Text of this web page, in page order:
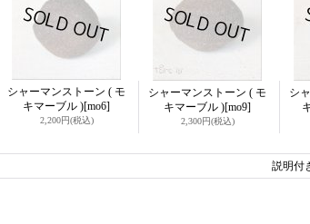
シャーマンストーン ( モ
キマーブル )[mo6]
2,200円(税込)
シャーマンストーン ( モ
キマーブル )[mo9]
2,300円(税込)
シ
説明付